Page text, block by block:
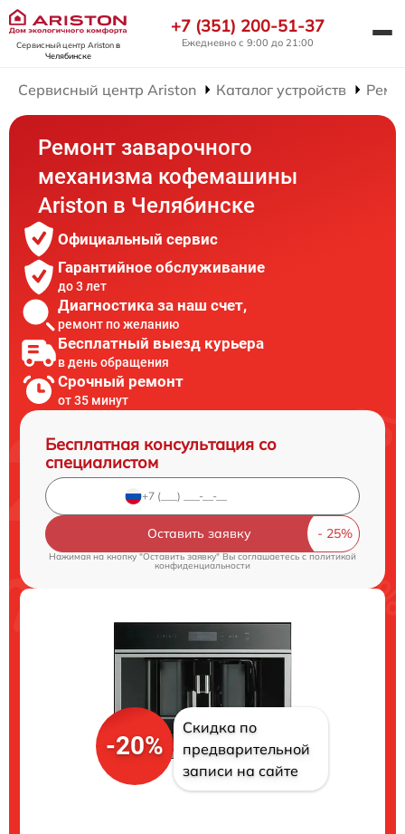
Сервисный центр Aristonв
Челябинске
+7 (351) 200-51-37
Ежедневно с 9:00 до 21:00
Сервисный центр Ariston Каталог устройств
Ремонт заварочного
механизма кофемашины
Ariston в Челябинске
Официальный сервис
Гарантийное обслуживание
до 3 лет
Диагностика за наш счет,
ремонт по желанию
Бесплатный выезд курьера
в день обращения
Срочный ремонт
от 35 минут
Бесплатная консультация со
специалистом
Оставить заявку
Нажимая на кнопку "Оставить заявку" Вы соглашаетесь cполитикой
конфиденциальности
-20%
Скидка по
предварительной
записи на сайте